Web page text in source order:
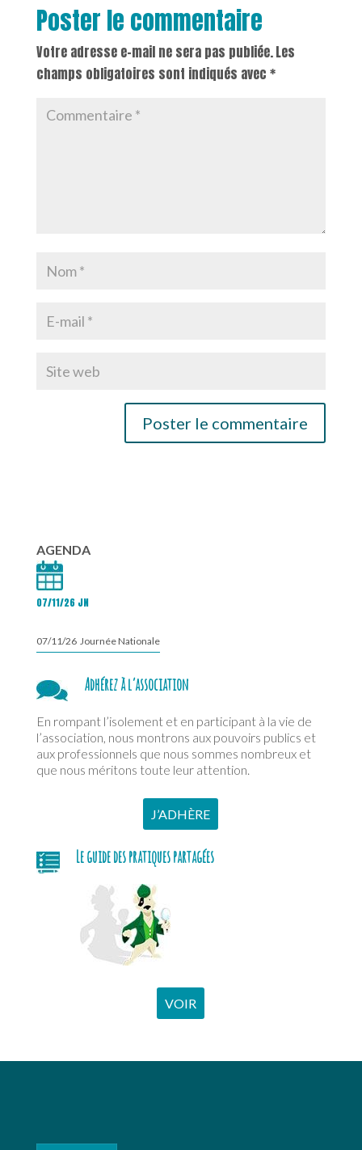
Poster le commentaire
Votre adresse e-mail ne sera pas publiée.Les
champs obligatoires sont indiqués avec *
AGENDA
07/11/26 JN
07/11/26 Journée Nationale
Adhérez à l’association
En rompant l’isolement et en participant à la vie de
l’association, nous montrons aux pouvoirs publics et
aux professionnels que nous sommes nombreux et
que nous méritons toute leur attention.
J’ADHÈRE
Le guide des pratiques partagées
VOIR